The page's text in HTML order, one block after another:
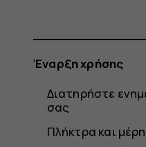
Έναρξη χρήσης
Διατηρήστε
σας
Πλήκτρα και μέρη